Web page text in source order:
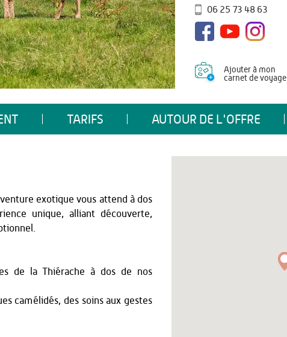
06 25 73 48 63
Ajouter à mon
carnet de voyage
TARIFS AUTOUR DE L'OFFRE
exotique vous attend à dos
unique, alliant découverte,
de la Thiérache à dos de nos
camélidés, des soins aux gestes